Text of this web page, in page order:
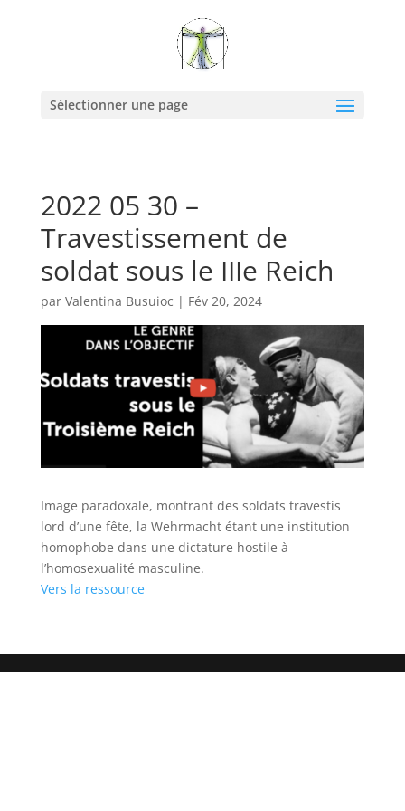
Sélectionner une page
2022 05 30 –
Travestissement de
soldat sous le IIIe Reich
par Valentina Busuioc | Fév 20, 2024
Image paradoxale, montrant des soldats travestis
lord d’une fête, la Wehrmacht étant une institution
homophobe dans une dictature hostile à
l’homosexualité masculine.
Vers la ressource